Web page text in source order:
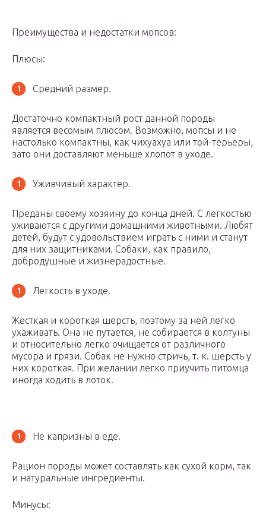
Преимущества и недостатки мопсов:
Плюсы:
Средний размер.
Достаточно компактный рост данной породы
является весомым плюсом. Возможно, мопсы и не
настолько компактны, как чихуахуа или той-терьеры,
зато они доставляют меньше хлопот в уходе.
Уживчивый характер.
Преданы своему хозяину до конца дней. С легкостью
уживаются с другими домашними животными. Любят
детей, будут с удовольствием играть с ними и станут
для них защитниками. Собаки, как правило,
добродушные и жизнерадостные.
Легкость в уходе.
Жесткая и короткая шерсть, поэтому за ней легко
ухаживать. Она не путается, не собирается в колтуны
и относительно легко очищается от различного
мусора и грязи. Собак не нужно стричь, т. к. шерсть у
них короткая. При желании легко приучить питомца
иногда ходить в лоток.
Не капризны в еде.
Рацион породы может составлять как сухой корм, так
и натуральные ингредиенты.
Минусы: